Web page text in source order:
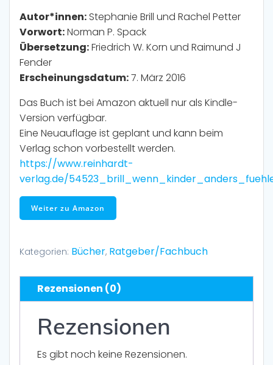
Autor*innen: Stephanie Brill und Rachel Petter
Vorwort:Norman P. Spack
Übersetzung:Friedrich W. Korn und Raimund J
Fender
Erscheinungsdatum:7. März 2016
Das Buch ist bei Amazon aktuell nur als Kindle-
Version verfügbar.
Eine Neuauflage ist geplant und kann beim
Verlag schon vorbestellt werden.
https://www.reinhardt-
verlag.de/
Weiter zu Amazon
Kategorien: Bücher, Ratgeber/Fachbuch
Rezensionen (0)
Rezensionen
Es gibt noch keine Rezensionen.